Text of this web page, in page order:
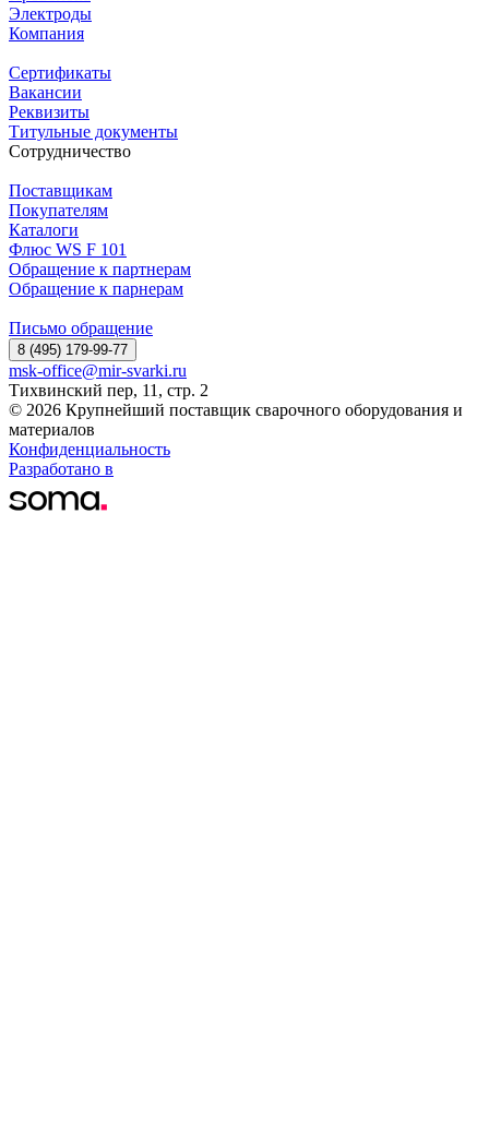
Электроды
Компания
Сертификаты
Вакансии
Реквизиты
Титульные документы
Сотрудничество
Поставщикам
Покупателям
Каталоги
Флюс WS F 101
Обращение к партнерам
Обращение к парнерам
Письмо обращение
8 (495) 179-99-77
msk-office@mir-svarki.ru
Тихвинский пер, 11, стр. 2
© 2026 Крупнейший поставщик сварочного оборудования и
материалов
Конфиденциальность
Разработано в